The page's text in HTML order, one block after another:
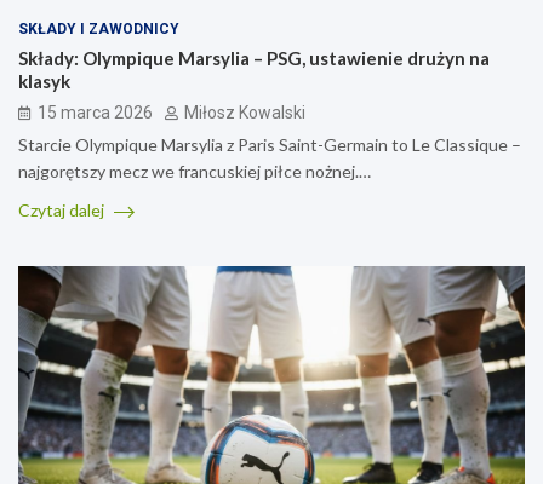
SKŁADY I ZAWODNICY
Składy: Olympique Marsylia – PSG, ustawienie drużyn na
klasyk
15 marca 2026 Miłosz Kowalski
Starcie Olympique Marsylia z Paris Saint-Germain to Le Classique –
najgorętszy mecz we francuskiej piłce nożnej.…
Czytaj dalej